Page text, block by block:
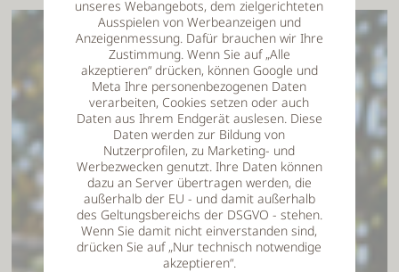
unseres Webangebots, dem zielgerichteten
Ausspielen von Werbeanzeigen und
Anzeigenmessung. Dafür brauchen wir Ihre
Zustimmung. Wenn Sie auf „Alle
akzeptieren“ drücken, können Google und
Meta Ihre personenbezogenen Daten
verarbeiten, Cookies setzen oder auch
Daten aus Ihrem Endgerät auslesen. Diese
Daten werden zur Bildung von
Nutzerprofilen, zu Marketing- und
Werbezwecken genutzt. Ihre Daten können
dazu an Server übertragen werden, die
außerhalb der EU - und damit außerhalb
des Geltungsbereichs der DSGVO - stehen.
Wenn Sie damit nicht einverstanden sind,
drücken Sie auf „Nur technisch notwendige
akzeptieren“.